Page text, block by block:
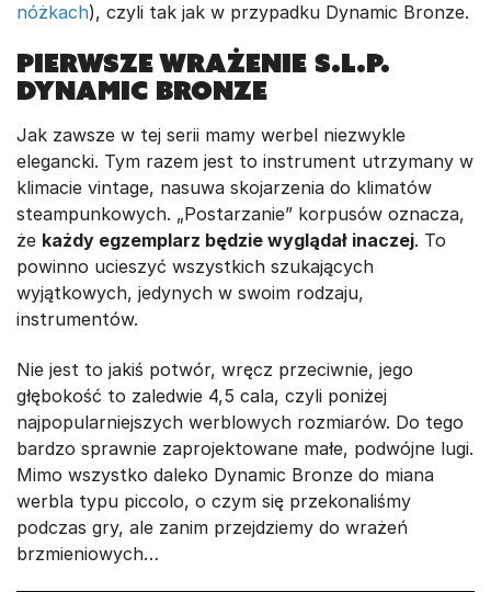
nóżkach), czyli tak jak w przypadku Dynamic Bronze.
Pierwsze wrażenie S.L.P.
Dynamic Bronze
Jak zawsze w tej serii mamy werbel niezwykle
elegancki. Tym razem jest to instrument utrzymany w
klimacie vintage, nasuwa skojarzenia do klimatów
steampunkowych. „Postarzanie” korpusów oznacza,
że każdy egzemplarz będzie wyglądał inaczej. To
powinno ucieszyć wszystkich szukających
wyjątkowych, jedynych w swoim rodzaju,
instrumentów.
Nie jest to jakiś potwór, wręcz przeciwnie, jego
głębokość to zaledwie 4,5 cala, czyli poniżej
najpopularniejszych werblowych rozmiarów. Do tego
bardzo sprawnie zaprojektowane małe, podwójne lugi.
Mimo wszystko daleko Dynamic Bronze do miana
werbla typu piccolo, o czym się przekonaliśmy
podczas gry, ale zanim przejdziemy do wrażeń
brzmieniowych…